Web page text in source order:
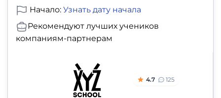
Начало: Узнать дату начала
Рекомендуют лучших учеников
компаниям-партнерам
4.7 125